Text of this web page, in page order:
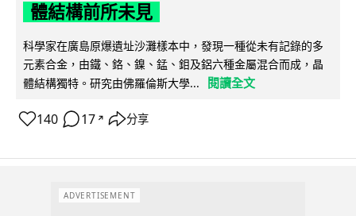
體結構前所未見
科學家在廣島原爆遺址沙灘樣本中，發現一種從未有記錄的多
元素合金，由鐵、鉻、鎳、錳、鉬及鋁六種金屬混合而成，晶
體結構獨特。研究由佛羅倫斯大學...
閱讀全文
140 17 ↗ 分享
ADVERTISEMENT